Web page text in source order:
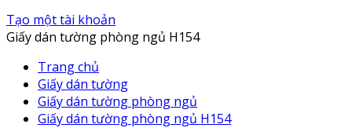
Tạo một tài khoản
Giấy dán tường phòng ngủ H154
Trang chủ
Giấy dán tường
Giấy dán tường phòng ngủ
Giấy dán tường phòng ngủ H154